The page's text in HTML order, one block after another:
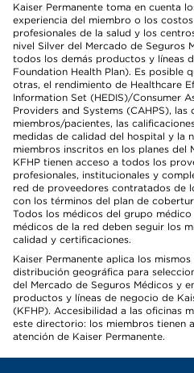
Kaiser Permanente toma en cuenta
experiencia del miembro o los
profesionales de la salud y los
nivel Silver del Mercado de Seguros
todos los demás productos y líneas
Foundation Health Plan). Es posible
otras, el rendimiento de Healthcare
Information Set (HEDIS)/Consumer
Providers and Systems (CAHPS), las
miembros/pacientes, las
medidas de calidad del hospital y la
miembros inscritos en los planes del
KFHP tienen acceso a todos los
profesionales, institucionales y
red de proveedores contratados de
con los términos del plan de
Todos los médicos del grupo
médicos de la red deben seguir los
calidad y certificaciones.
Kaiser Permanente aplica los
distribución geográfica para
del Mercado de Seguros Médicos y
productos y líneas de negocio de
(KFHP). Accesibilidad a las oficinas
este directorio: los miembros tienen
atención de Kaiser Permanente.